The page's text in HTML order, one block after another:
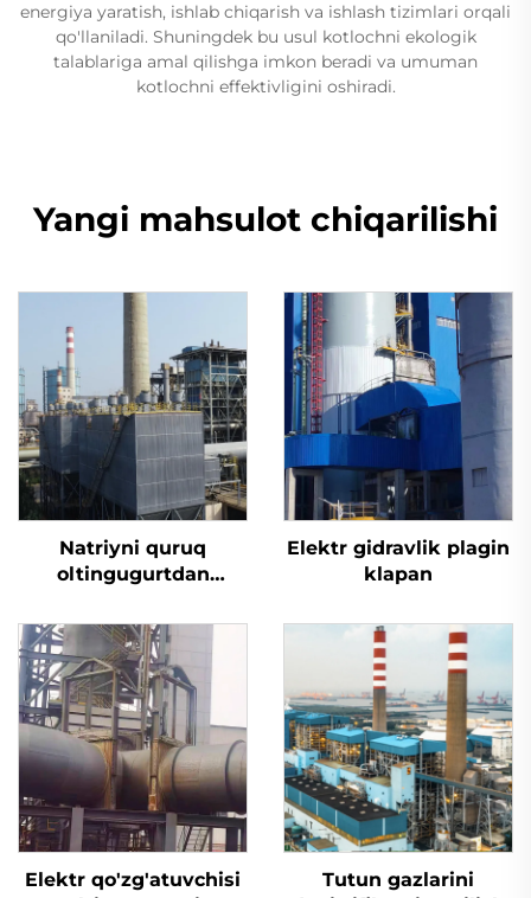
energiya yaratish, ishlab chiqarish va ishlash tizimlari orqali
qo'llaniladi. Shuningdek bu usul kotlochni ekologik
talablariga amal qilishga imkon beradi va umuman
kotlochni effektivligini oshiradi.
Yangi mahsulot chiqarilishi
Natriyni quruq
oltingugurtdan
Elektr gidravlik plagin
klapan
Elektr qo'zg'atuvchisi
Tutun gazlarini